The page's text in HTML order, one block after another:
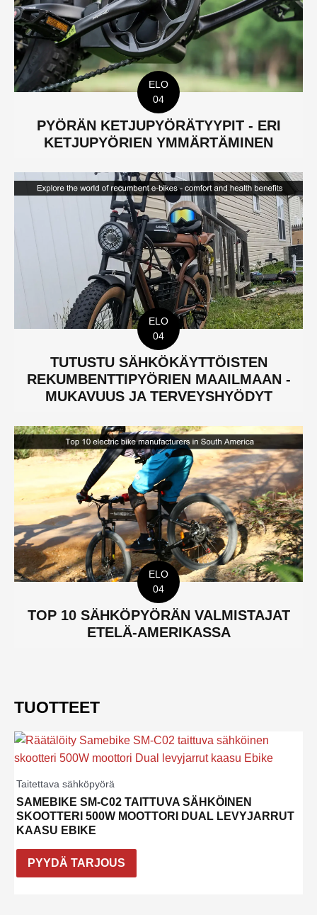
ELO
04
PYÖRÄN KETJUPYÖRÄTYYPIT - ERI
KETJUPYÖRIEN YMMÄRTÄMINEN
ELO
04
TUTUSTU SÄHKÖKÄYTTÖISTEN
REKUMBENTTIPYÖRIEN MAAILMAAN -
MUKAVUUS JA TERVEYSHYÖDYT
ELO
04
TOP 10 SÄHKÖPYÖRÄN VALMISTAJAT
ETELÄ-AMERIKASSA
TUOTTEET
Taitettava sähköpyörä
SAMEBIKE SM-C02 TAITTUVA SÄHKÖINEN
SKOOTTERI 500W MOOTTORI DUAL LEVYJARRUT
KAASU EBIKE
PYYDÄ TARJOUS